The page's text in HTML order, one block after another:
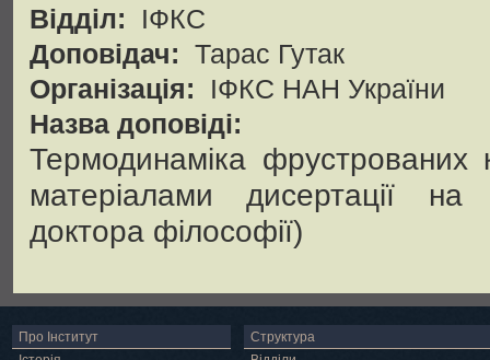
Відділ:
ІФКС
Доповідач: Тарас Гутак
Організація:
ІФКС НАН України
Назва доповіді:
Термодинаміка фрустрованих
матеріалами дисертації на
доктора філософії)
Про Інститут
Структура